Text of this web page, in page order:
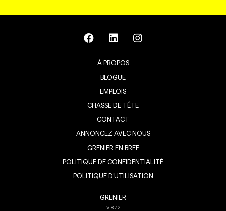
À PROPOS
BLOGUE
EMPLOIS
CHASSE DE TÊTE
CONTACT
ANNONCEZ AVEC NOUS
GRENIER EN BREF
POLITIQUE DE CONFIDENTIALITÉ
POLITIQUE D’UTILISATION
GRENIER
V8.7.2